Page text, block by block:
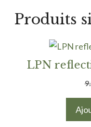
Produits
LPN